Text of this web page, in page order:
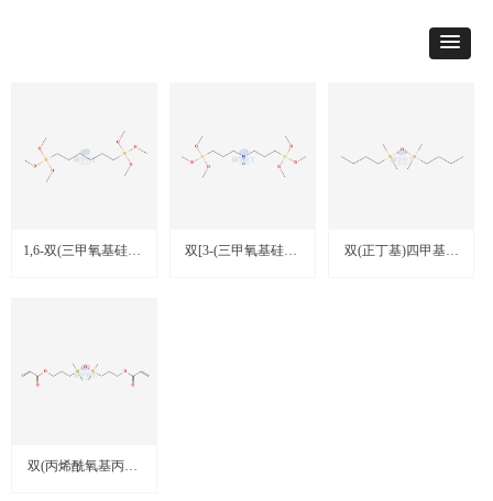
1,6-双(三甲氧基硅基)
双[3-(三甲氧基硅基)
双(正丁基)四甲基二
双(丙烯酰氧基丙基)